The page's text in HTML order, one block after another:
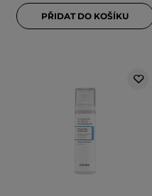
PŘIDAT DO KOŠÍKU